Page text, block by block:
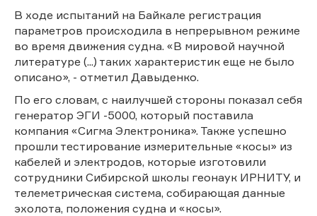
В ходе испытаний на Байкале регистрация
параметров происходила в непрерывном режиме
во время движения судна. «В мировой научной
литературе (...) таких характеристик еще не было
описано», - отметил Давыденко.
По его словам, с наилучшей стороны показал себя
генератор ЭГИ -5000, который поставила
компания «Сигма Электроника». Также успешно
прошли тестирование измерительные «косы» из
кабелей и электродов, которые изготовили
сотрудники Сибирской школы геонаук ИРНИТУ, и
телеметрическая система, собирающая данные
эхолота, положения судна и «косы».